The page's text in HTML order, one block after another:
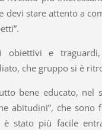
devi stare attento a
obiettivi e
che gruppo si è
bene educato, nel
abitudini”, che sono
è stato più facile